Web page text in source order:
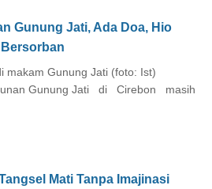
Gunung Jati, Ada Doa, Hio
makam Gunung Jati (foto: Ist)
Gunung Jati di Cirebon masih
Mati Tanpa Imajinasi